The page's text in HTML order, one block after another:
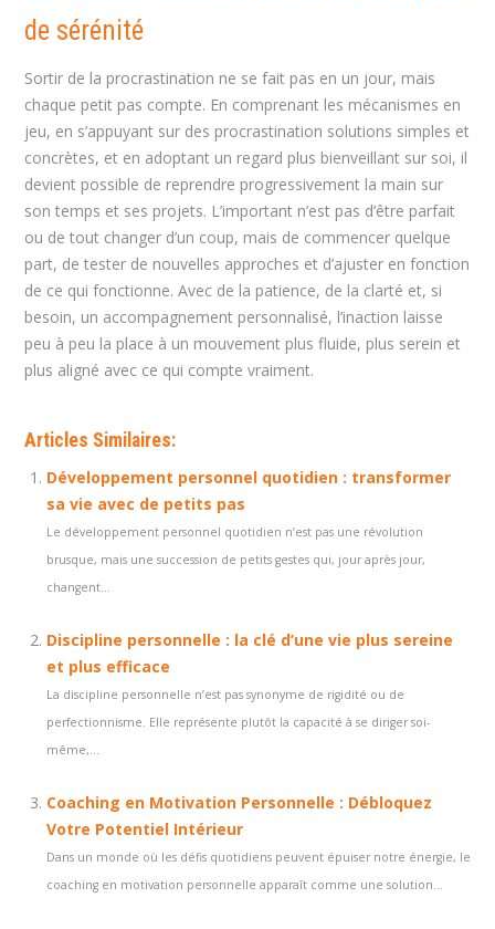
de sérénité
Sortir de la procrastination ne se fait pas en un jour, mais
chaque petit pas compte. En comprenant les mécanismes en
jeu, en s’appuyant sur des procrastination solutions simples et
concrètes, et en adoptant un regard plus bienveillant sur soi, il
devient possible de reprendre progressivement la main sur
son temps et ses projets. L’important n’est pas d’être parfait
ou de tout changer d’un coup, mais de commencer quelque
part, de tester de nouvelles approches et d’ajuster en fonction
de ce qui fonctionne. Avec de la patience, de la clarté et, si
besoin, un accompagnement personnalisé, l’inaction laisse
peu à peu la place à un mouvement plus fluide, plus serein et
plus aligné avec ce qui compte vraiment.
Articles Similaires:
Développement personnel quotidien : transformer
sa vie avec de petits pas
Le développement personnel quotidien n’est pas une révolution
brusque, mais une succession de petits gestes qui, jour après jour,
changent...
Discipline personnelle : la clé d’une vie plus sereine
et plus efficace
La discipline personnelle n’est pas synonyme de rigidité ou de
perfectionnisme. Elle représente plutôt la capacité à se diriger soi-
même,...
Coaching en Motivation Personnelle : Débloquez
Votre Potentiel Intérieur
Dans un monde où les défis quotidiens peuvent épuiser notre énergie, le
coaching en motivation personnelle apparaît comme une solution...